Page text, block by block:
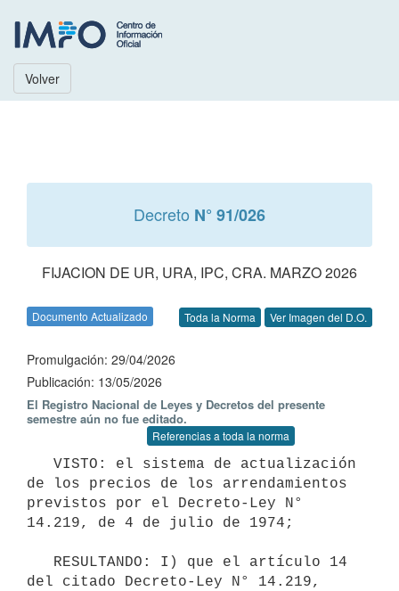
Volver
Decreto N° 91/026
FIJACION DE UR, URA, IPC, CRA. MARZO 2026
Documento Actualizado Toda la Norma Ver Imagen del D.O.
Promulgación: 29/04/2026
Publicación: 13/05/2026
El Registro Nacional de Leyes y Decretos del presente
semestre aún no fue editado.
Referencias a toda la norma
de los precios de los arrendamientos
previstos por el Decreto-Ley N°
14.219, de 4 de julio de 1974;
del citado Decreto-Ley N° 14.219,